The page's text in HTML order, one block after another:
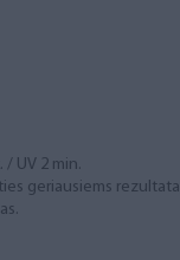
/ UV 2 min.
geriausiems